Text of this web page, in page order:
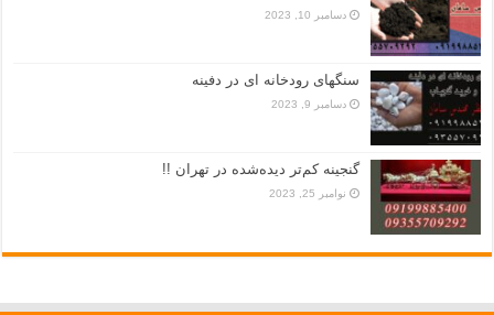
دسامبر 10, 2023
سنگهای رودخانه ای در دفینه
دسامبر 9, 2023
گنجینه کم‌تر دیده‌شده در تهران !!
نوامبر 25, 2023